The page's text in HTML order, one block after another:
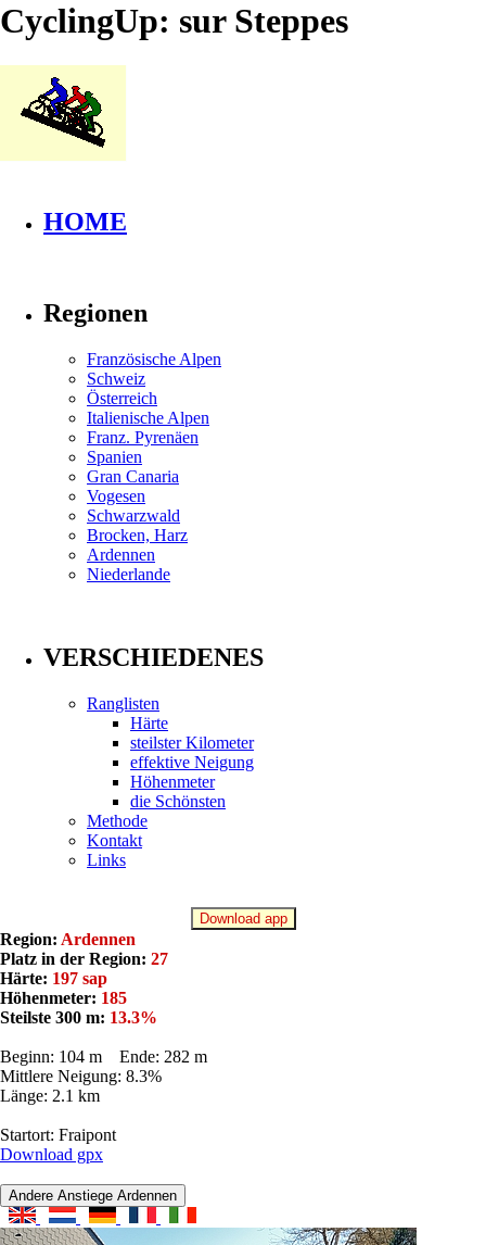
CyclingUp: sur Steppes
HOME
Regionen
Französische Alpen
Schweiz
Österreich
Italienische Alpen
Franz. Pyrenäen
Spanien
Gran Canaria
Vogesen
Schwarzwald
Brocken, Harz
Ardennen
Niederlande
VERSCHIEDENES
Ranglisten
Härte
steilster Kilometer
effektive Neigung
Höhenmeter
die Schönsten
Methode
Kontakt
Links
Download app
Region: Ardennen
Platz in der Region: 27
Härte: 197 sap
Höhenmeter: 185
Steilste 300 m: 13.3%
Beginn: 104 m Ende: 282 m
Mittlere Neigung: 8.3%
Länge: 2.1 km
Startort: Fraipont
Download gpx
Andere Anstiege Ardennen